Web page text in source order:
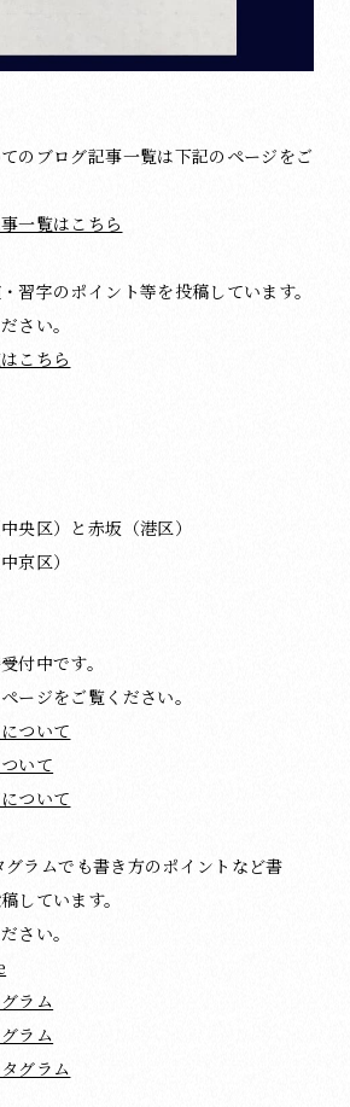
のブログ記事一覧は下記のページをご
一覧はこちら
習字のポイント等を投稿しています。
さい。
こちら
央区）と赤坂（港区）
京区）
付中です。
ージをご覧ください。
ついて
いて
ついて
ラムでも書き方のポイントなど書
しています。
さい。
ラム
ラム
グラム